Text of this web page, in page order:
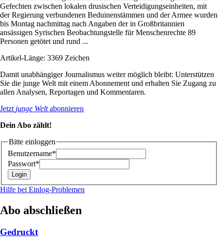
Gefechten zwischen lokalen drusischen Verteidigungseinheiten, mit
der Regierung verbundenen Beduinenstämmen und der Armee wurden
bis Montag nachmittag nach Angaben der in Großbritannien
ansässigen Syrischen Beobachtungstelle für Menschenrechte 89
Personen getötet und rund ...
Artikel-Länge: 3369 Zeichen
Damit unabhängiger Journalismus weiter möglich bleibt: Unterstützen
Sie die junge Welt mit einem Abonnement und erhalten Sie Zugang zu
allen Analysen, Reportagen und Kommentaren.
Jetzt junge Weltabonnieren
Dein Abo zählt!
Bitte einloggen
Benutzername*
Passwort*
Hilfe bei Einlog-Problemen
Abo abschließen
Gedruckt